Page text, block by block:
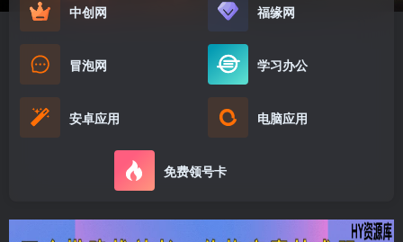
中创网 福缘网
冒泡网 学习办公
安卓应用 电脑应用
免费领号卡